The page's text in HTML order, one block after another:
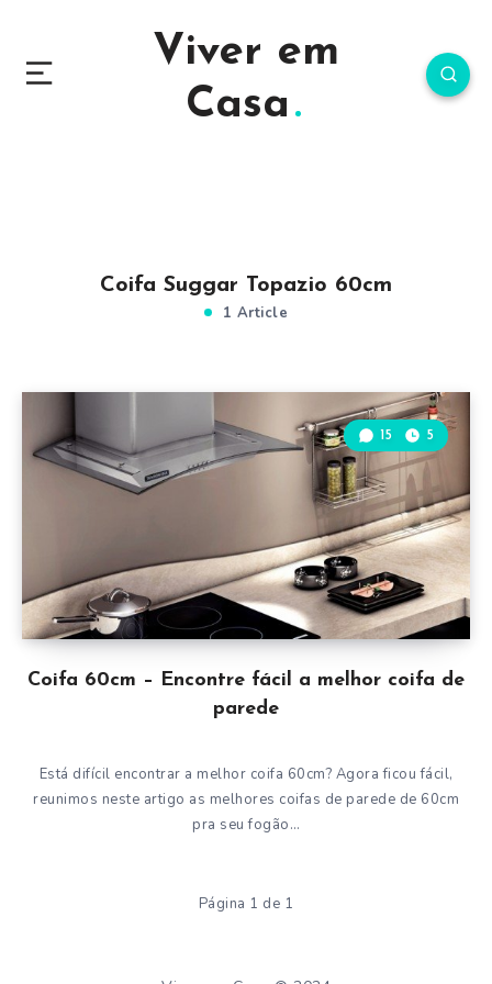
Viver em
Casa
Coifa Suggar Topazio 60cm
1 Article
Coifa 60cm – Encontre fácil a melhor coifa de
parede
15 5
Está difícil encontrar a melhor coifa 60cm? Agora ficou fácil,
reunimos neste artigo as melhores coifas de parede de 60cm
pra seu fogão…
Página 1 de 1